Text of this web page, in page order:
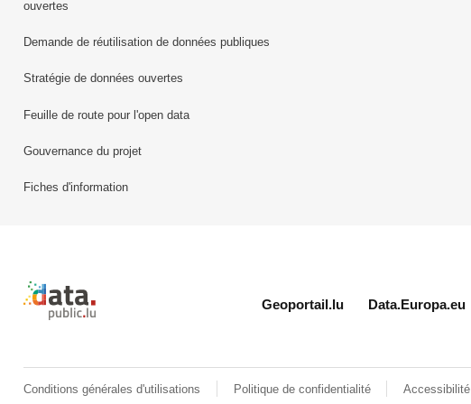
ouvertes
Demande de réutilisation de données publiques
Stratégie de données ouvertes
Feuille de route pour l'open data
Gouvernance du projet
Fiches d'information
Retour à l'accueil de data.public.lu
Geoportail.lu Data.Europa.eu
Conditions générales d'utilisations Politique de confidentialité Accessibilité